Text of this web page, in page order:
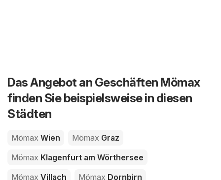
Das Angebot an Geschäften Mömax
finden Sie beispielsweise in diesen
Städten
Mömax Wien Mömax Graz
Mömax Klagenfurt am Wörthersee
Mömax Villach Mömax Dornbirn